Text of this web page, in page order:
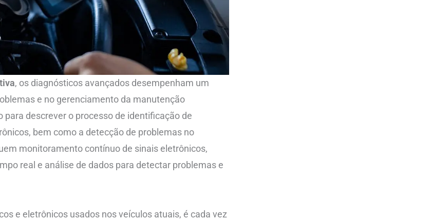
, os diagnósticos avançados desempenham um
e no gerenciamento da manutenção
para descrever o processo de identificação de
bem como a detecção de problemas no
monitoramento contínuo de sinais eletrônicos,
real e análise de dados para detectar problemas e
e eletrônicos usados ​​nos veículos atuais, é cada vez